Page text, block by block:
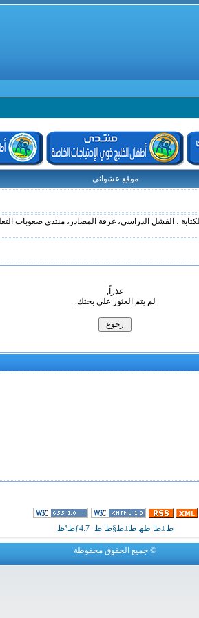
موقع عشوائي
، الفشل الدراسي، غرفة المصادر، منتدى صعوبات
عذراً,
لم يتم العثور على بحثك.
ط³ظƒط±ط¨طھ ط±ط§ط¨ط· 4.7
جميع الحقوق محفوظة ©